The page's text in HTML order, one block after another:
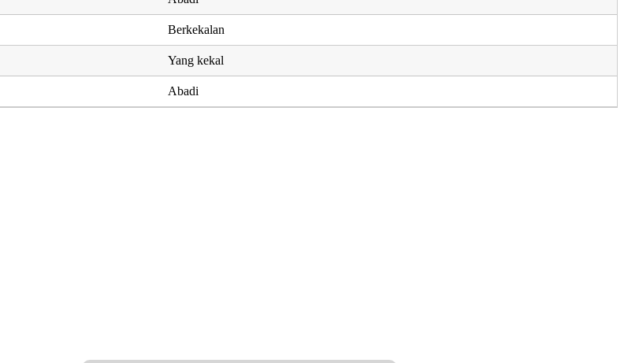
Berkekalan
Yang kekal
Abadi